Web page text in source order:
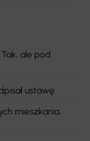
ale pod
ustawę
mieszkania.